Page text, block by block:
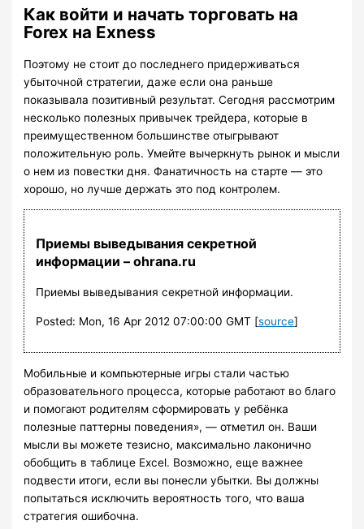
Как войти и начать торговать на
Forex на Exness
Поэтому не стоит до последнего придерживаться
убыточной стратегии, даже если она раньше
показывала позитивный результат. Сегодня рассмотрим
несколько полезных привычек трейдера, которые в
преимущественном большинстве отыгрывают
положительную роль. Умейте вычеркнуть рынок и мысли
о нем из повестки дня. Фанатичность на старте — это
хорошо, но лучше держать это под контролем.
Приемы выведывания секретной
информации – ohrana.ru
Приемы выведывания секретной информации.
Posted: Mon, 16 Apr 2012 07:00:00 GMT [source]
Мобильные и компьютерные игры стали частью
образовательного процесса, которые работают во благо
и помогают родителям сформировать у ребёнка
полезные паттерны поведения», — отметил он. Ваши
мысли вы можете тезисно, максимально лаконично
обобщить в таблице Excel. Возможно, еще важнее
подвести итоги, если вы понесли убытки. Вы должны
попытаться исключить вероятность того, что ваша
стратегия ошибочна.